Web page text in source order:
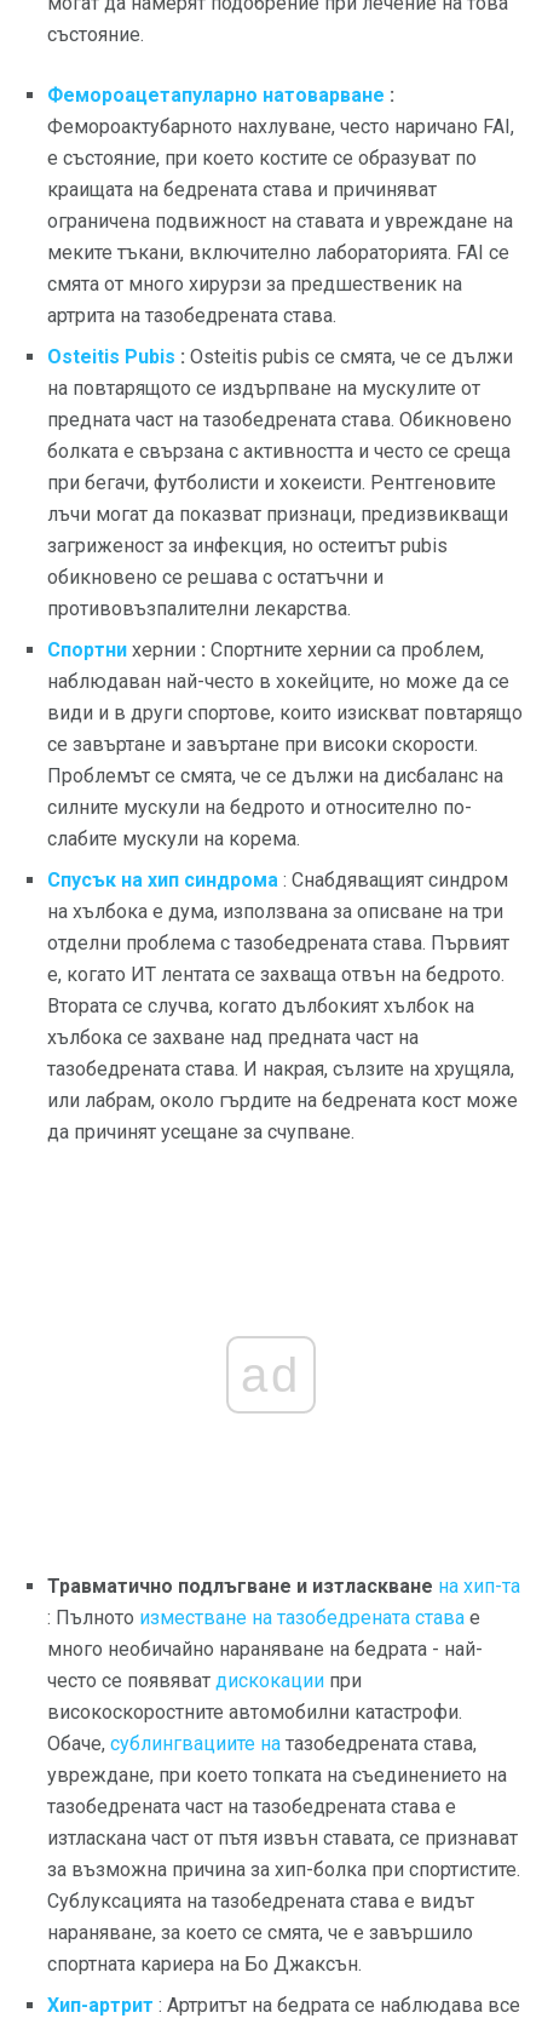
състояние.
Фемороацетапуларно натоварване :
Фемороактубарното нахлуване, често наричано FAI,
е състояние, при което костите се образуват по
краищата на бедрената става и причиняват
ограничена подвижност на ставата и увреждане на
меките тъкани, включително лабораторията. FAI се
смята от много хирурзи за предшественик на
артрита на тазобедрената става.
Osteitis Pubis : Osteitis pubis се смята, че се дължи
на повтарящото се издърпване на мускулите от
предната част на тазобедрената става. Обикновено
болката е свързана с активността и често се среща
при бегачи, футболисти и хокеисти. Рентгеновите
лъчи могат да показват признаци, предизвикващи
загриженост за инфекция, но остеитът pubis
обикновено се решава с остатъчни и
противовъзпалителни лекарства.
Спортни хернии : Спортните хернии са проблем,
наблюдаван най-често в хокейците, но може да се
види и в други спортове, които изискват повтарящо
се завъртане и завъртане при високи скорости.
Проблемът се смята, че се дължи на дисбаланс на
силните мускули на бедрото и относително по-
слабите мускули на корема.
Спусък на хип синдрома : Снабдяващият синдром
на хълбока е дума, използвана за описване на три
отделни проблема с тазобедрената става. Първият
е, когато ИТ лентата се захваща отвън на бедрото.
Втората се случва, когато дълбокият хълбок на
хълбока се захване над предната част на
тазобедрената става. И накрая, сълзите на хрущяла,
или лабрам, около гърдите на бедрената кост може
да причинят усещане за счупване.
ad
Травматично подлъгване и изтласкване на хип-та
: Пълното изместване на тазобедрената става е
много необичайно нараняване на бедрата - най-
често се появяват дискокации при
високоскоростните автомобилни катастрофи.
Обаче, сублингвациите на тазобедрената става,
увреждане, при което топката на съединението на
тазобедрената част на тазобедрената става е
изтласкана част от пътя извън ставата, се признават
за възможна причина за хип-болка при спортистите.
Сублуксацията на тазобедрената става е видът
нараняване, за което се смята, че е завършило
спортната кариера на Бо Джаксън.
Хип-артрит : Артритът на бедрата се наблюдава все